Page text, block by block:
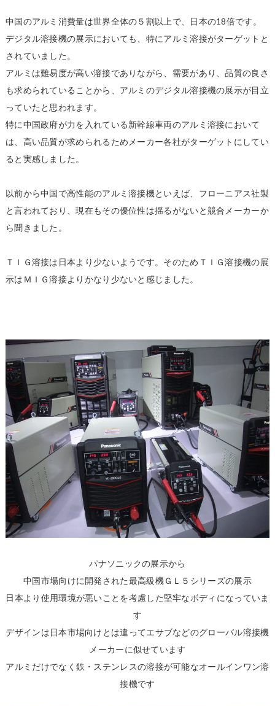
中国のアルミ消費量は世界全体の５割以上で、日本の18倍です。
デジタル溶接機の展示においても、特にアルミ溶接がターゲットと
されていました。
アルミは難易度が高い溶接でありながら、需要があり、品質の良さ
も求められていることから、アルミのデジタル溶接機の展示が目立
っていたと思われます。
特に中国政府が力を入れている新幹線車両のアルミ溶接において
は、高い品質が求められるためメーカー各社がターゲットにしてい
ると実感しました。
以前から中国で高性能のアルミ溶接機といえば、フローニアス社製
と言われており、現在もその優位性は揺るがないと競合メーカーか
ら聞きました。
ＴＩＧ溶接は日本より少ないようです。そのためＴＩＧ溶接機の展
示はＭＩＧ溶接よりかなり少ないと感じました。
パナソニックの展示から
中国市場向けに開発された最高級機ＧＬ５シリーズの展示
日本より使用環境が悪いことを考慮した堅牢なボディになっていま
す
デザインは日本市場向けとは違ってエサブなどのグローバル溶接機
メーカーに似せています
アルミだけでなく鉄・ステンレスの溶接が可能なオールインワン溶
接機です